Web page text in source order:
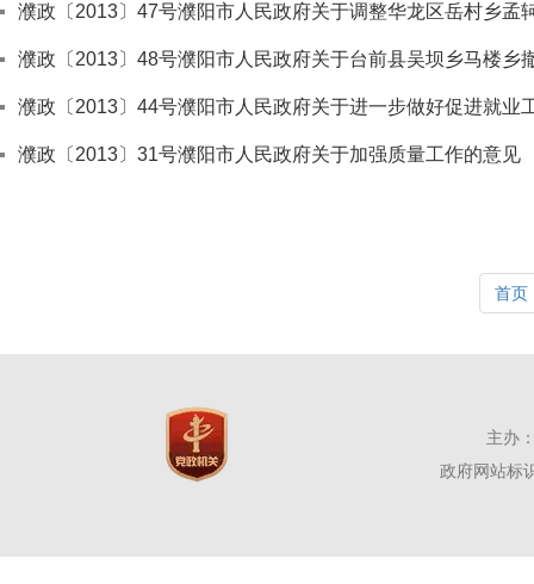
濮政〔2013〕47号濮阳市人民政府关于调整华龙区岳村乡孟
濮政〔2013〕48号濮阳市人民政府关于台前县吴坝乡马楼乡
濮政〔2013〕44号濮阳市人民政府关于进一步做好促进就业
濮政〔2013〕31号濮阳市人民政府关于加强质量工作的意见
首页
主办
政府网站标